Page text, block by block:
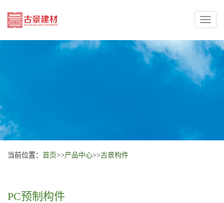
Toggle
当前位置： 首页>>产品中心>>古景构件
PC预制构件